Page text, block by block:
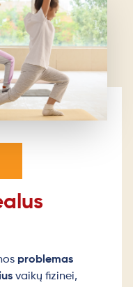
problemas
vaikų fizinei,